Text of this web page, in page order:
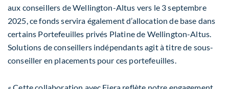
aux conseillers de Wellington-Altus vers le 3 septembre
2025, ce fonds servira également d’allocation de base dans
certains Portefeuilles privés Platine de Wellington-Altus.
Solutions de conseillers indépendants agit à titre de sous-
conseiller en placements pour ces portefeuilles.